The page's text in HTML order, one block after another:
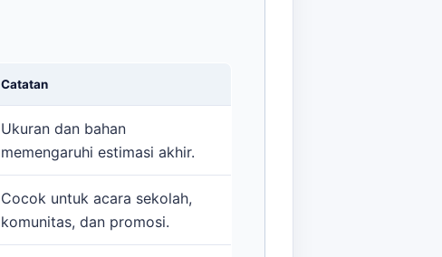
Catatan
Ukuran dan bahan
memengaruhi estimasi akhir.
Cocok untuk acara sekolah,
komunitas, dan promosi.